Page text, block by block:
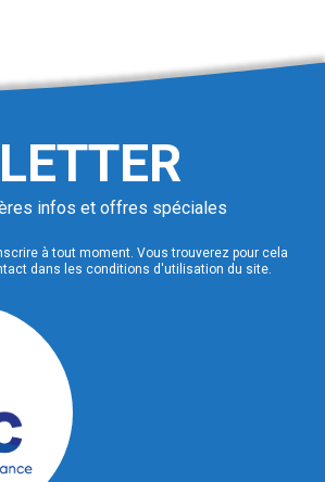
infos et offres spéciales
à tout moment. Vous trouverez pour cela
dans les conditions d'utilisation du site.